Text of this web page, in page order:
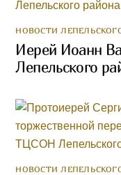
НОВОСТИ
Иерей Иоанн
Лепельского
НОВОСТИ